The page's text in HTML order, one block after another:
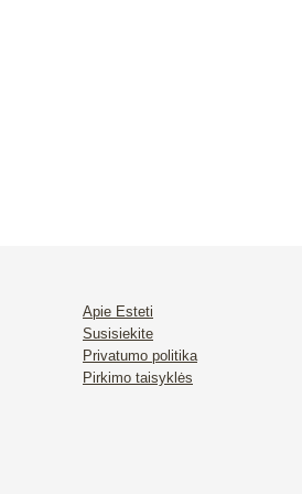
Apie Esteti
Susisiekite
Privatumo politika
Pirkimo taisyklės